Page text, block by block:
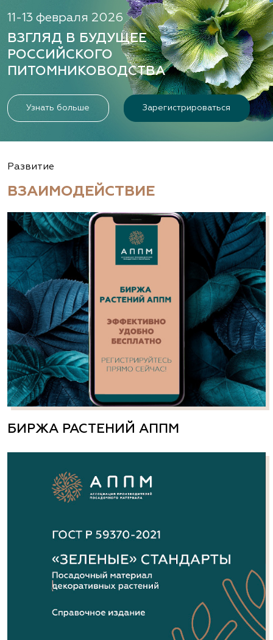
11-13 февраля 2026
ВЗГЛЯД В БУДУЩЕЕ
РОССИЙСКОГО
ПИТОМНИКОВОДСТВА
Узнать больше Зарегистрироваться
Развитие
ВЗАИМОДЕЙСТВИЕ
БИРЖА РАСТЕНИЙ АППМ